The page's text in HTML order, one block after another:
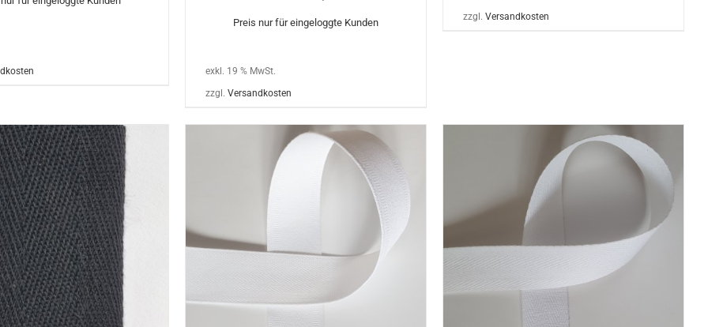
Preis nur für eingeloggte Kunden
exkl. 19 % MwSt.
zzgl. Versandkosten
zzgl. Versandkosten
WARENKORB / DETAILS
/